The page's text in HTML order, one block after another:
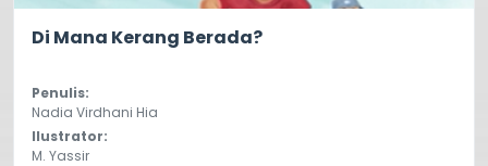
Di Mana Kerang Berada?
Penulis:
Nadia Virdhani Hia
Ilustrator:
M. Yassir